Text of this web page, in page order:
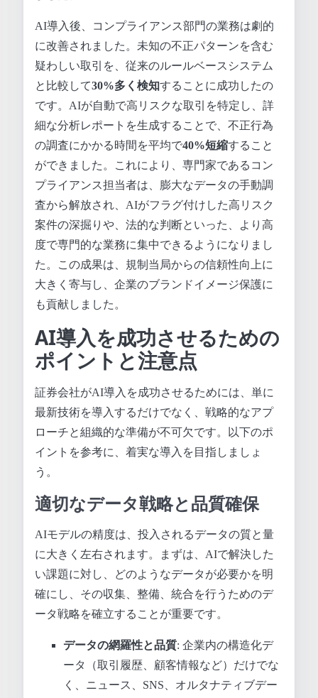
AI導入後、コンプライアンス部門の業務は劇的
に改善されました。未知の不正パターンを含む
疑わしい取引を、従来のルールベースシステム
と比較して30%多く検知することに成功したの
です。AIが自動で高リスクな取引を特定し、詳
細な分析レポートを生成することで、不正行為
の調査にかかる時間を平均で40%短縮すること
ができました。これにより、専門家であるコン
プライアンス担当者は、膨大なデータの手動調
査から解放され、AIがフラグ付けした高リスク
案件の深掘りや、法的な判断といった、より高
度で専門的な業務に集中できるようになりまし
た。この成果は、規制当局からの信頼性向上に
大きく寄与し、企業のブランドイメージ保護に
も貢献しました。
AI導入を成功させるための
ポイントと注意点
証券会社がAI導入を成功させるためには、単に
最新技術を導入するだけでなく、戦略的なアプ
ローチと組織的な準備が不可欠です。以下のポ
イントを参考に、着実な導入を目指しましょ
う。
適切なデータ戦略と品質確保
AIモデルの精度は、投入されるデータの質と量
に大きく左右されます。まずは、AIで解決した
い課題に対し、どのようなデータが必要かを明
確にし、その収集、整備、統合を行うためのデ
ータ戦略を確立することが重要です。
データの網羅性と品質: 企業内の構造化デ
ータ（取引履歴、顧客情報など）だけでな
く、ニュース、SNS、オルタナティブデー